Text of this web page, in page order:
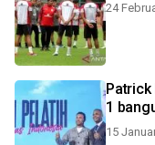
24
Patrick
1
15